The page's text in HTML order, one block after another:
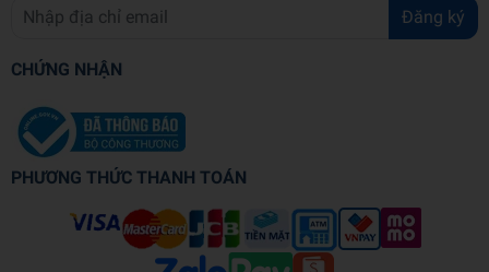
Đăng ký
CHỨNG NHẬN
PHƯƠNG THỨC THANH TOÁN